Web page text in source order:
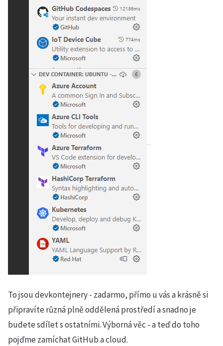
To jsou devkontejnery - zadarmo, přímo u vás a krásně si
připravíte různá plně oddělená prostředí a snadno je
budete sdílet s ostatními. Výborná věc - a teď do toho
pojďme zamíchat GitHub a cloud.